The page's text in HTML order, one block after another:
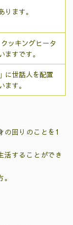
ます。
ッキングヒータ
すです。
に世話人を配置
す。
の回りのことを1
活することができ